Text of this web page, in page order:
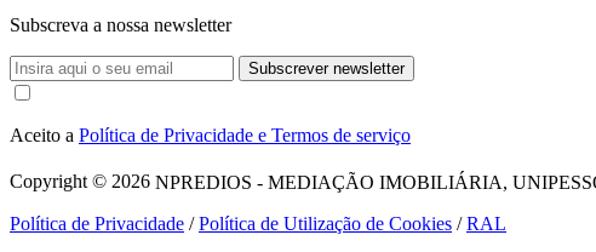
Subscreva a nossa newsletter
Subscrever newsletter
Aceito a Política de Privacidade e Termos de serviço
Copyright © 2026 NPREDIOS - MEDIAÇÃO IMOBILIÁRIA,
Política de Privacidade /Política de Utilização de Cookies /RAL